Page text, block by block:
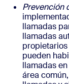
Prevención
llamadas
llamadas
pueden
llamadas
área